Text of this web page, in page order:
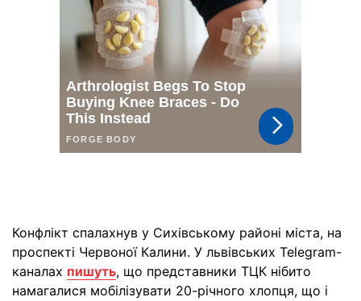
Конфлікт спалахнув у Сихівському районі міста, на
проспекті Червоної Калини. У львівських Telegram-
каналах пишуть, що представники ТЦК нібито
намагалися мобілізувати 20-річного хлопця, що і